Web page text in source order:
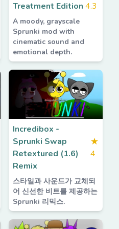
Treatment Edition 4.3
A moody, grayscale
Sprunki mod with
cinematic sound and
emotional depth.
Incredibox -
Sprunki Swap
Retextured (1.6)
Remix
★
4
스타일과 사운드가 교체되
어 신선한 비트를 제공하는
Sprunki 리믹스.